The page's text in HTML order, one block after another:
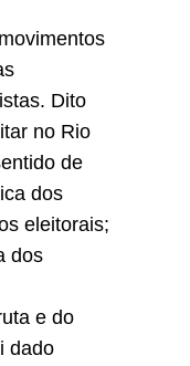
Dito
no Rio
de
dos
eleitorais;
dos
e do
dado